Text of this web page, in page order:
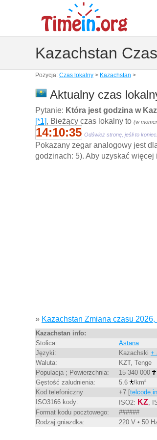
Kazachstan
Pozycja: Czas lokalny > Kazachstan >
Aktualny czas
Pytanie: Która jest godzina w
[*1], Bieżący czas lokalny to (w
14:10:35 Odśwież stronę, jeśli to
Pokazany zegar analogowy jest
godzinach: 5). Aby uzyskać
» Kazachstan Zmiana czasu 2026,
Kazachstan info:
Stolica:
Astana
Języki:
Kazachski +
Waluta:
KZT, Tenge
Populacja ; Powierzchnia:
15 340 000
Gęstość zaludnienia:
5.6
/km²
Kod telefoniczny
+7 [
ISO3166 kody:
ISO2: KZ,
Format kodu pocztowego:
######
Rodzaj gniazdka:
220 V • 50